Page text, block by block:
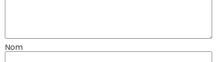
Nom